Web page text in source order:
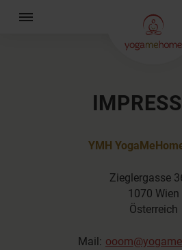
YMH
Zieglergasse
1070 Wien
Österreich
Mail: